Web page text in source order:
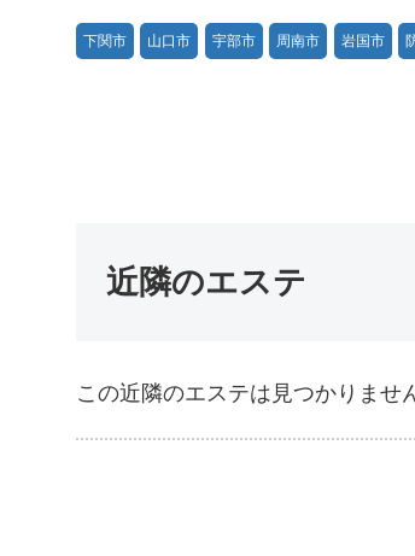
下関市 山口市 宇部市 周南市 岩国市
近隣のエステ
この近隣のエステは見つかりませ